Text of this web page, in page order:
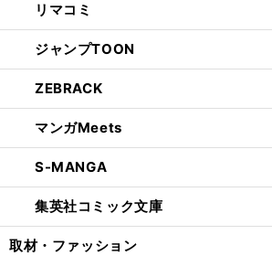
リマコミ
ジャンプTOON
ZEBRACK
マンガMeets
S-MANGA
集英社コミック文庫
取材・ファッション